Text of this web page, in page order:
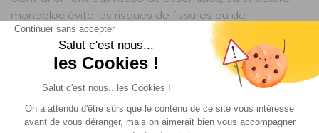
monobloc évite les risques de fissures ou de
déformation, même après des années d’utilisation.
Compatible avec l’eau chaude et froide, il s’adapte à
tous vos besoins, que ce soit pour l’alimentation en eau
potable ou le circuit de chauffage. Son laiton sans
conforme aux normes en vigueur.